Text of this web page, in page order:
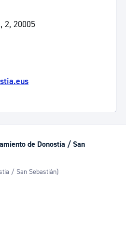
2, 20005
de Donostia / San
/ San Sebastián)